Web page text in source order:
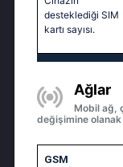
desteklediği SIM
kartı sayısı.
Ağlar
Mobil ağ,
değişimine
GSM